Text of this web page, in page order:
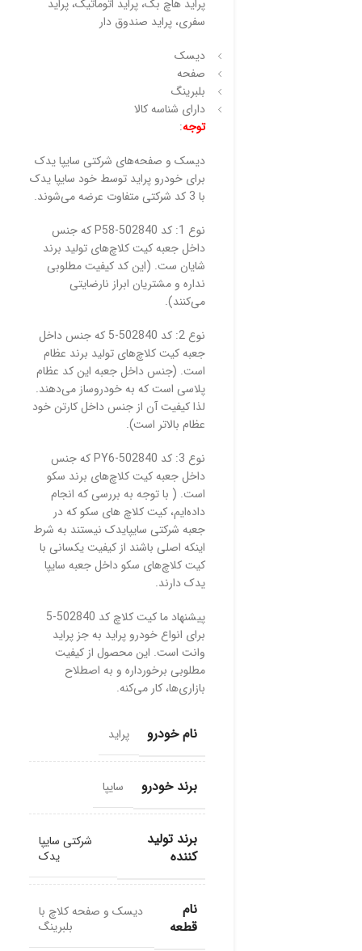
پراید هاچ بک، پراید اتوماتیک، پراید
سفری، پراید صندوق‌ دار
دیسک
صفحه
بلبرینگ
دارای شناسه کالا
توجه:
دیسک و صفحه‌های شرکتی سایپا یدک
برای خودرو پراید توسط خود سایپا یدک
با 3 کد شرکتی متفاوت عرضه می‌شوند.
نوع 1: کد 502840-P58 که جنس
داخل جعبه کیت کلاچ‌های تولید برند
شایان ست. (این کد کیفیت مطلوبی
نداره و مشتریان ابراز نارضایتی
می‌کنند).
نوع 2: کد 502840-5 که جنس داخل
جعبه کیت کلاچ‌های تولید برند عظام
است. (جنس داخل جعبه این کد عظام
پلاسی است که به خودروساز می‌دهند.
لذا کیفیت آن از جنس داخل کارتن خود
عظام بالاتر است).
نوع 3: کد 502840-PY6 که جنس
داخل جعبه کیت کلاچ‌های برند سکو
است. ( با توجه به بررسی که انجام
داده‌ایم، کیت کلاچ های سکو که در
جعبه شرکتی سایپایدک نیستند به شرط
اینکه اصلی باشند از کیفیت یکسانی با
کیت کلاچ‌های سکو داخل جعبه سایپا
یدک دارند.
پیشنهاد ما کیت کلاچ‌ کد 502840-5
برای انواع خودرو پراید به جز پراید
وانت است. این محصول از کیفیت
مطلوبی برخورداره و به اصطلاح
بازاری‌ها، کار می‌کنه.
نام خودرو پراید
برند خودرو سایپا
برند تولید
کننده
شرکتی سایپا
یدک
نام
قطعه
دیسک و صفحه کلاچ با
بلبرینگ